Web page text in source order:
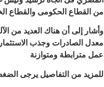
من القطاع الحكومى والقطاع
وأشار إلى أن هناك العديد من
معدل الصادرات وجذب
عمل مترابطة ومتوازنة
للمزيد من التفاصيل يرجى